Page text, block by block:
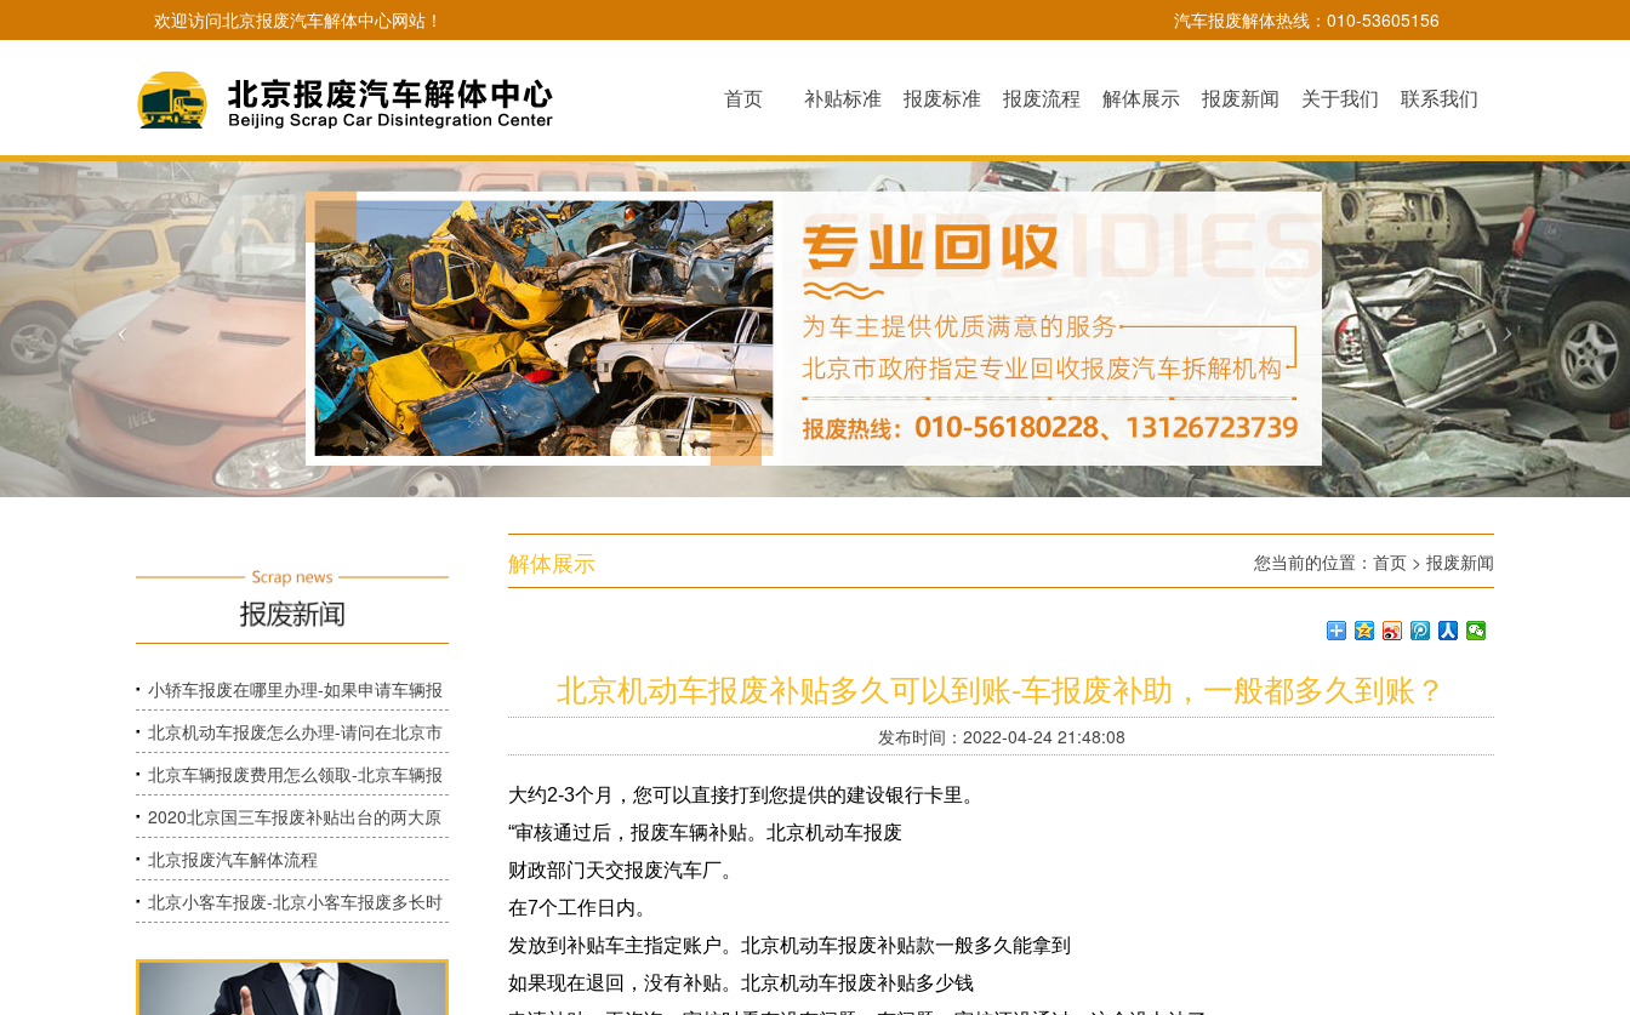
欢迎访问北京报废汽车解体中心网站！ 汽车报废解体热线：010-53605156
首页 补贴标准 报废标准 报废流程 解体展示 报废新闻 关于我们 联系我们
小轿车报废在哪里办理-如果申请车辆报
废需要到什么部门去办手续，国家是否
给予补助？能给补多少钱？
北京机动车报废怎么办理-请问在北京市
在哪里办理车辆报废，需要准备什么材
料？
北京车辆报废费用怎么领取-北京车辆报
废补贴怎么领取？
2020北京国三车报废补贴出台的两大原
因
北京报废汽车解体流程
北京小客车报废-北京小客车报废多长时
解体展示 您当前的位置： 首页 > 报废新闻
北京机动车报废补贴多久可以到账-车报废补助，一般都多久到账？
发布时间：2022-04-24 21:48:08
大约2-3个月，您可以直接打到您提供的建设银行卡里。
“审核通过后，报废车辆补贴。北京机动车报废
财政部门天交报废汽车厂。
在7个工作日内。
发放到补贴车主指定账户。北京机动车报废补贴款一般多久能拿到
如果现在退回，没有补贴。北京机动车报废补贴多少钱